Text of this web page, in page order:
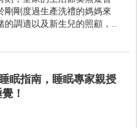
剛剛度過生產洗禮的媽媽來
調適以及新生兒的照顧，
眠指南，睡眠專家親授
！